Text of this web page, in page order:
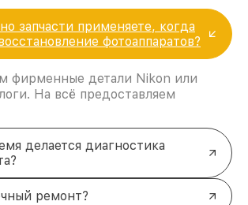
запчасти применяете, когда
фотоаппаратов?
фирменные детали Nikon или
На всё предоставляем
делается диагностика
ремонт?